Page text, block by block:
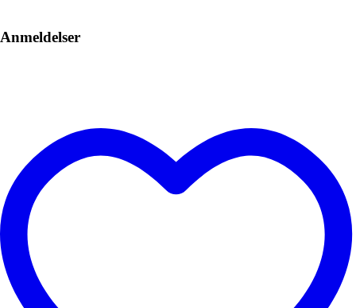
Anmeldelser